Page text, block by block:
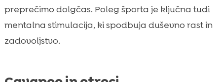
preprečimo dolgčas. Poleg športa je ključna tudi
mentalna stimulacija, ki spodbuja duševno rast in
zadovoljstvo.